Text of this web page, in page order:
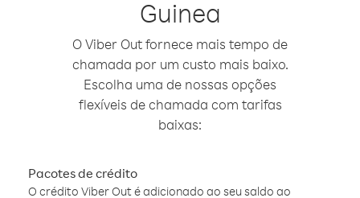
Guinea
O Viber Out fornece mais tempo de
chamada por um custo mais baixo.
Escolha uma de nossas opções
flexíveis de chamada com tarifas
baixas:
Pacotes de crédito
O crédito Viber Out é adicionado ao seu saldo ao